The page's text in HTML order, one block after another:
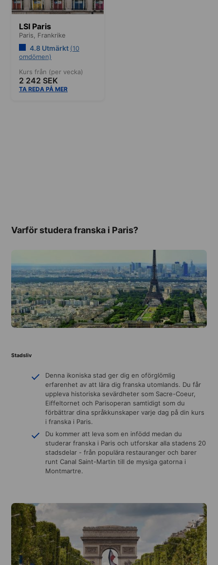
LSI Paris
Paris, Frankrike
4.8 Utmärkt (10
omdömen)
Kurs från (per vecka)
2 242 SEK
TA REDA PÅ MER
Varför studera franska i Paris?
Stadsliv
Denna ikoniska stad ger dig en oförglömlig
erfarenhet av att lära dig franska utomlands. Du får
uppleva historiska sevärdheter som Sacre-Coeur,
Eiffeltornet och Parisoperan samtidigt som du
förbättrar dina språkkunskaper varje dag på din kurs
i franska i Paris.
Du kommer att leva som en infödd medan du
studerar franska i Paris och utforskar alla stadens 20
stadsdelar - från populära restauranger och barer
runt Canal Saint-Martin till de mysiga gatorna i
Montmartre.